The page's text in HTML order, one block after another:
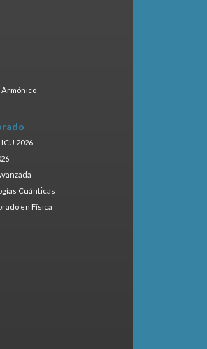
Armónico
ICU 2026
Cuánticas
en Física